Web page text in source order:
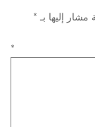
مشار إليها بـ *
*